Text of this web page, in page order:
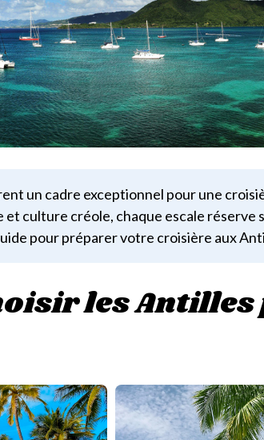
un cadre exceptionnel pour une
et culture créole, chaque escale réserve
pour préparer votre croisière aux
les Antilles